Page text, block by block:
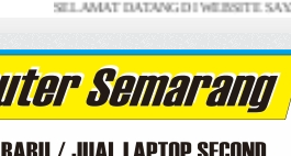
SELAMAT DATANG DI WEBSITE SAYA ...